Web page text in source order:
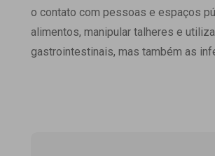
o contato com pessoas e espaços
alimentos, manipular talheres e
gastrointestinais, mas também as